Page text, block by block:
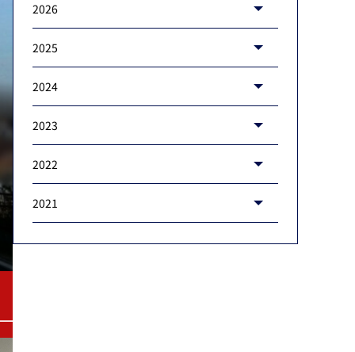
2026
2025
2024
2023
2022
2021